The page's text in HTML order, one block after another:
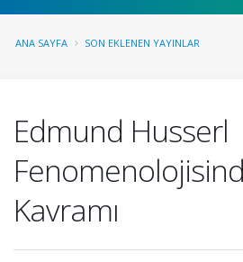
ANA SAYFA SON EKLENEN YAYINLAR
Edmund Husserl
Kavramı